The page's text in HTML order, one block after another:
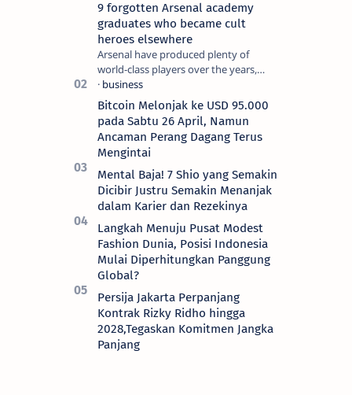
9 forgotten Arsenal academy
graduates who became cult
heroes elsewhere
Arsenal have produced plenty of
world-class players over the years,
although not all of them make the
grade at the Emirates. For every Tony
Ada…
Bitcoin Melonjak ke USD 95.000
pada Sabtu 26 April, Namun
Ancaman Perang Dagang Terus
Mengintai
Mental Baja! 7 Shio yang Semakin
Dicibir Justru Semakin Menanjak
dalam Karier dan Rezekinya
Langkah Menuju Pusat Modest
Fashion Dunia, Posisi Indonesia
Mulai Diperhitungkan Panggung
Global?
Persija Jakarta Perpanjang
Kontrak Rizky Ridho hingga
2028,Tegaskan Komitmen Jangka
Panjang